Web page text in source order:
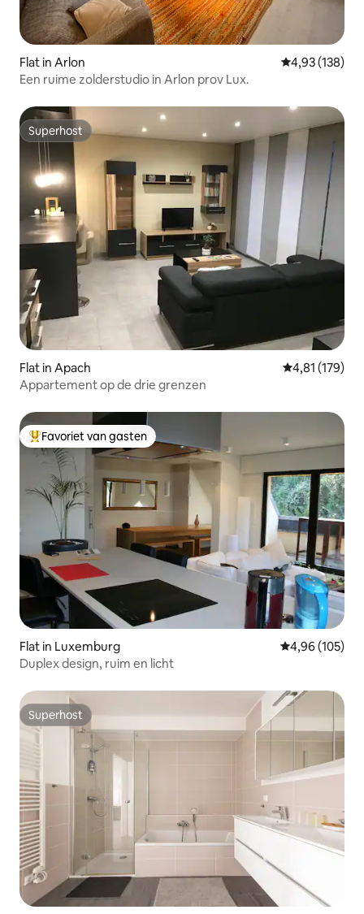
Flat in Arlon Gemiddelde
4,93 (138)
Een ruime zolderstudio in Arlon prov Lux.
Superhost
Superhost
Flat in Apach Gemiddelde
4,81 (179)
Appartement op de drie grenzen
Topfavoriet van gasten
Favoriet van gasten
Flat in Luxemburg Gemiddelde
4,96 (105)
Duplex design, ruim en licht
Superhost
Superhost